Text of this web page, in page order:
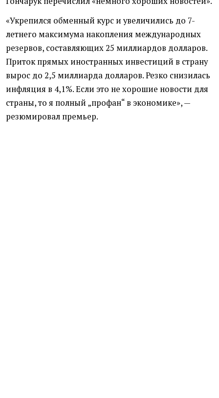
«Укрепился обменный курс и увеличились до 7-
летнего максимума накопления международных
резервов, составляющих 25 миллиардов долларов.
Приток прямых иностранных инвестиций в страну
вырос до 2,5 миллиарда долларов. Резко снизилась
инфляция в 4,1%. Если это не хорошие новости для
страны, то я полный „профан“ в экономике», —
резюмировал премьер.